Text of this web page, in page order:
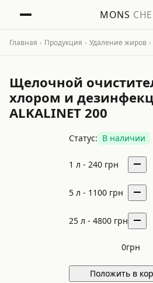
MONS
Главная › Продукция › Удаление жиров ›
Щелочной
хлором и
ALKALINET 200
Статус: В наличии
1 л - 240 грн
5 л - 1100 грн
25 л - 4800 грн
0грн
Положить в